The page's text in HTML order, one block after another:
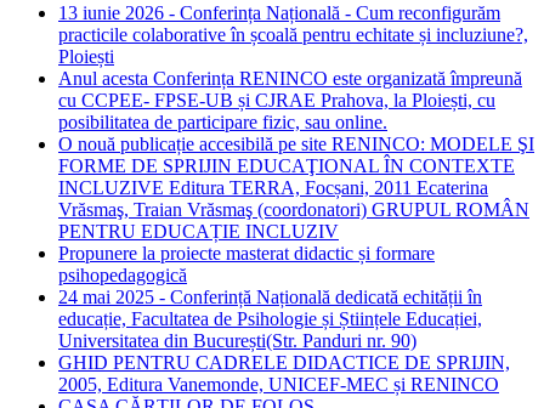
13 iunie 2026 - Conferința Națională - Cum reconfigurăm
practicile colaborative în școală pentru echitate și incluziune?,
Ploiești
Anul acesta Conferința RENINCO este organizată împreună
cu CCPEE- FPSE-UB și CJRAE Prahova, la Ploiești, cu
posibilitatea de participare fizic, sau online.
O nouă publicație accesibilă pe site RENINCO: MODELE ŞI
FORME DE SPRIJIN EDUCAŢIONAL ÎN CONTEXTE
INCLUZIVE Editura TERRA, Focșani, 2011 Ecaterina
Vrăsmaş, Traian Vrăsmaş (coordonatori) GRUPUL ROMÂN
PENTRU EDUCAȚIE INCLUZIV
Propunere la proiecte masterat didactic și formare
psihopedagogică
24 mai 2025 - Conferință Națională dedicată echității în
educație, Facultatea de Psihologie și Științele Educației,
Universitatea din București(Str. Panduri nr. 90)
GHID PENTRU CADRELE DIDACTICE DE SPRIJIN,
2005, Editura Vanemonde, UNICEF-MEC și RENINCO